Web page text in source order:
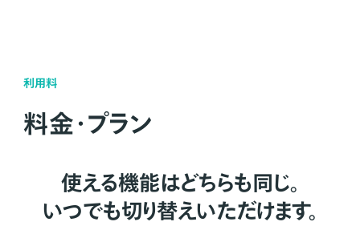
利用料
料金・プラン
使える機能はどちらも同じ。
いつでも切り替えいただけます。